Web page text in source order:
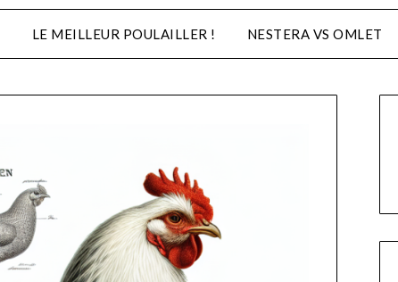
LE MEILLEUR POULAILLER ! NESTERA VS OMLET